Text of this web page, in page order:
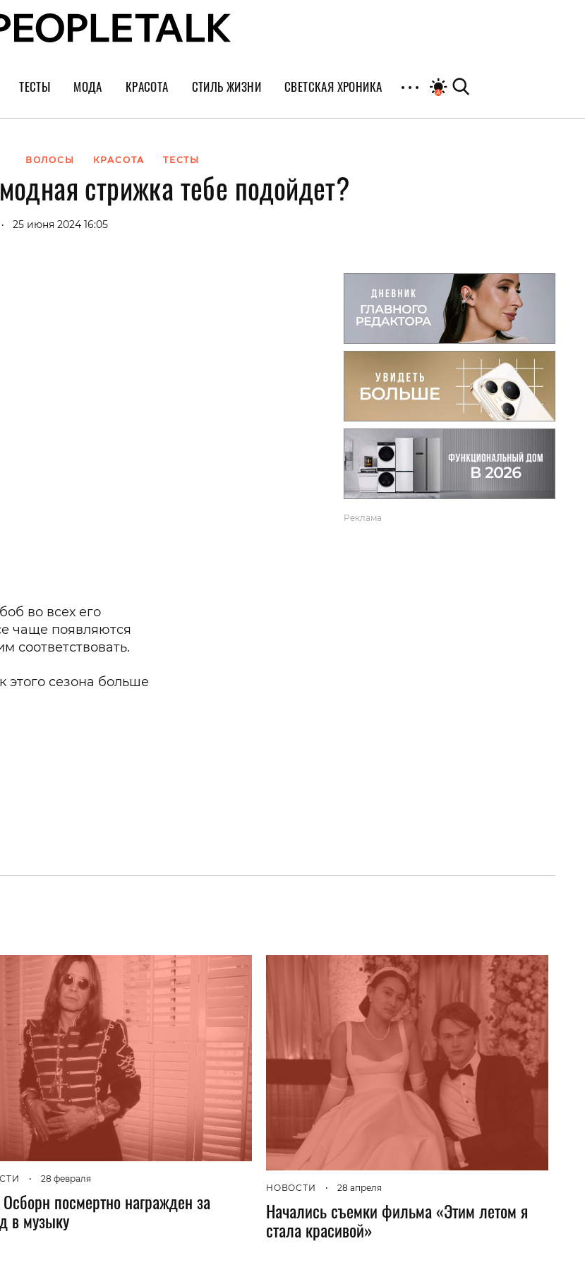
ТЕСТЫ МОДА
Тренды
Украшения и часы
КРАСОТА
Уход за лицом
Парфюм
СТИЛЬ ЖИЗНИ
Культура
Еда и рестораны
Путешествия
СВЕТСКАЯ ХРОНИКА
ВОЛОСЫ КРАСОТА ТЕСТЫ
стрижка тебе подойдет?
• 25 июня 2024 16:05
во всех его
чаще появляются
соответствовать.
сезона больше
Реклама
• 28 февраля
посмертно награжден за
в музыку
НОВОСТИ • 28 апреля
Начались съемки фильма «Этим летом я
стала красивой»